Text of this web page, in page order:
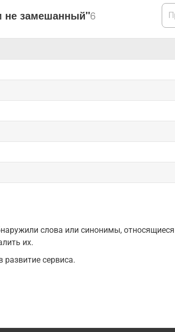
не замешанный"6
слова или синонимы,
их.
сервиса.